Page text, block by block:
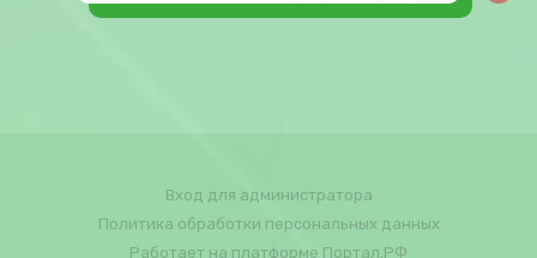
Вход для администратора
Политика обработки персональных данных
Работает на платформе Портал.РФ